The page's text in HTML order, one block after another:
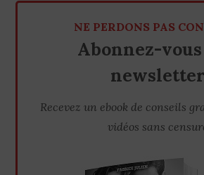
NE PERDONS PAS
Abonnez-
newsletter
Recevez un ebook de conseils
vidéos sans